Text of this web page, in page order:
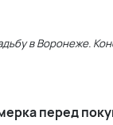
в Воронеже.
перед